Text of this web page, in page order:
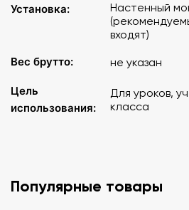
Установка:
Настенный
входят)
Вес брутто:
не указан
Цель
использования:
Для уроков,
класса
Популярные товары